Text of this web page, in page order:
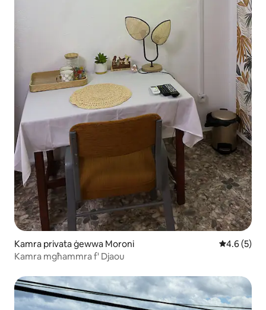
Kamra privata ġewwa Moroni Rating
4.6 (5)
Kamra mgħammra f' Djaou